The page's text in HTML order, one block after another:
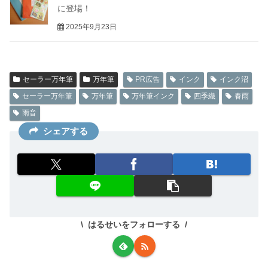
に登場！
2025年9月23日
セーラー万年筆 万年筆 PR広告 インク
インク沼
セーラー万年筆
万年筆 万年筆インク 四季織
春雨
雨音
シェアする
はるせいをフォローする